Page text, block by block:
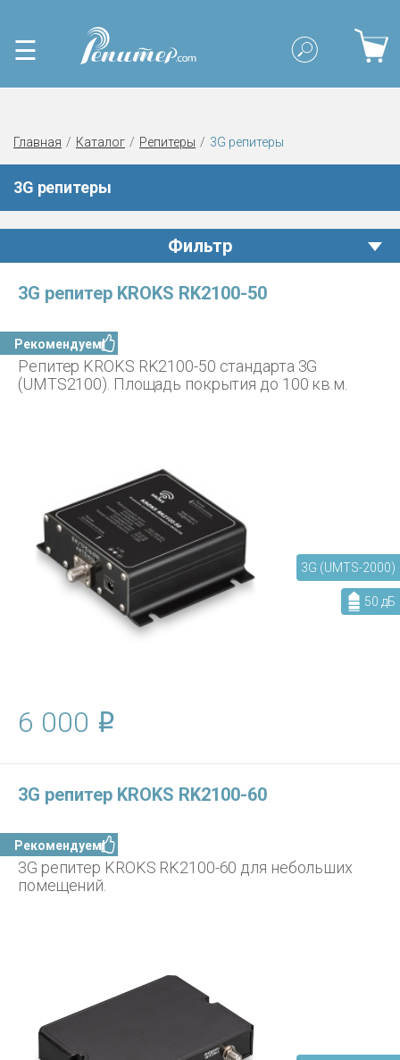
☰
Главная Каталог Репитеры 3G репитеры
3G репитеры
Фильтр
Рекомендуем!
3G репитер KROKS RK2100-50
Репитер KROKS RK2100-50 стандарта 3G
(UMTS2100). Площадь покрытия до 100 кв.м.
3G (UMTS-2000)
50 дБ
6 000
Рекомендуем!
3G репитер KROKS RK2100-60
3G репитер KROKS RK2100-60 для небольших
помещений.